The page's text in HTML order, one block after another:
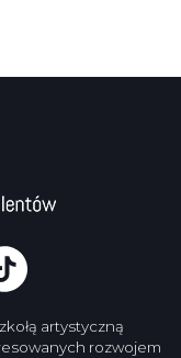
artystyczną
rozwojem